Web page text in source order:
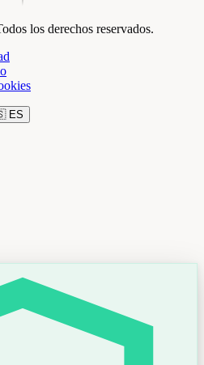
los derechos reservados.
ES